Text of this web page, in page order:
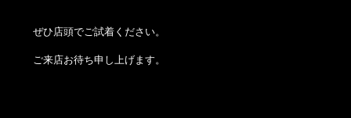
ぜひ店頭でご試着ください。
ご来店お待ち申し上げます。